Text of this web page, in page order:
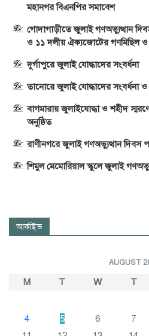
মহানগর বিএনপির সমাবেশ
গোদাগাড়ীতে জুলাই গণঅভ্যুত্থান
ও ১১ দলীয় ঐক্যজোটের গণমিছিল ও
দুর্গাপুরে জুলাই যোদ্ধাদের সংবর্ধনা
তানোরে জুলাই যোদ্ধাদের সংবর্ধনা
বাগমারায় জুলাইযোদ্ধা ও শহীদ
অনুষ্ঠিত
রাণীনগরে জুলাই গণঅভ্যুত্থান দিবস
শিমুল মেমোরিয়াল স্কুলে জুলাই
আর্কাইভ
AUGUST
M T W T
4
5 6 7